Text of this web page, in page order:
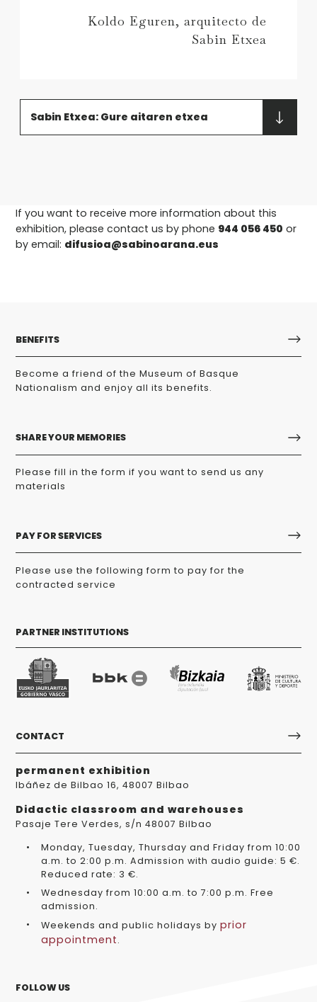
Koldo Eguren, arquitecto de
Sabin Etxea
Sabin Etxea: Gure aitaren etxea
If you want to receive more information about this
exhibition, please contact us by phone 944 056 450 or
by email: difusioa@sabinoarana.eus
BENEFITS
Become a friend of the Museum of Basque
Nationalism and enjoy all its benefits.
SHARE YOUR MEMORIES
Please fill in the form if you want to send us any
materials
PAY FOR SERVICES
Please use the following form to pay for the
contracted service
PARTNER INSTITUTIONS
CONTACT
permanent exhibition
Ibáñez de Bilbao 16, 48007 Bilbao
Didactic classroom and warehouses
Pasaje Tere Verdes, s/n 48007 Bilbao
Monday, Tuesday, Thursday and Friday from 10:00
a.m. to 2:00 p.m. Admission with audio guide: 5 €.
Reduced rate: 3 €.
Wednesday from 10:00 a.m. to 7:00 p.m. Free
admission.
Weekends and public holidays by prior
appointment.
FOLLOW US